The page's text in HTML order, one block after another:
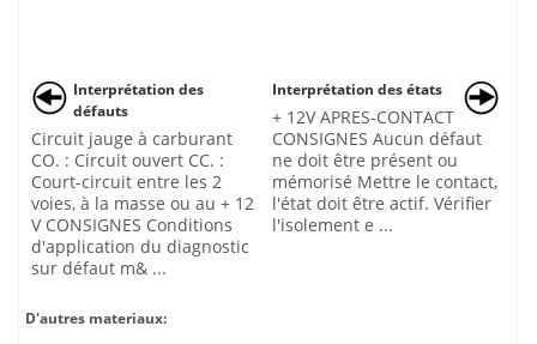
Interprétation des
défauts
Circuit jauge à carburant
CO. : Circuit ouvert CC. :
Court-circuit entre les 2
voies, à la masse ou au + 12
V CONSIGNES Conditions
d'application du diagnostic
sur défaut m& ...
Interprétation des états
+ 12V APRES-CONTACT
CONSIGNES Aucun défaut
ne doit être présent ou
mémorisé Mettre le contact,
l'état doit être actif. Vérifier
l'isolement e ...
D'autres materiaux: